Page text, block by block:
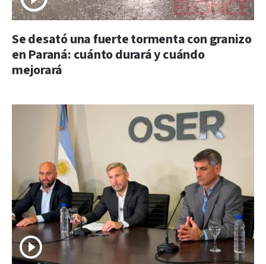
Se desató una fuerte tormenta con granizo
en Paraná: cuánto durará y cuándo
mejorará